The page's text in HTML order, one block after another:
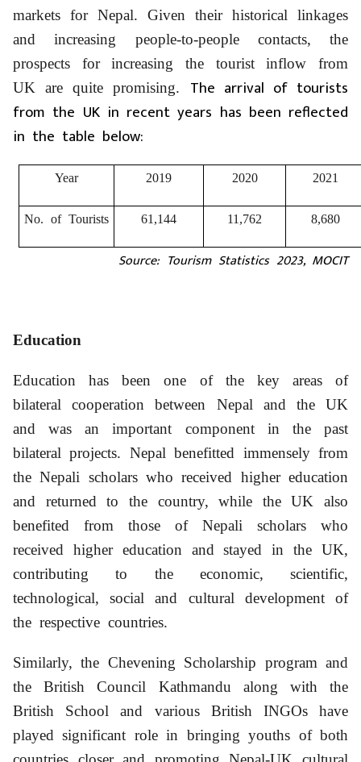
markets for Nepal. Given their historical linkages
and increasing people-to-people contacts, the
prospects for increasing the tourist inflow from
UK are quite promising. The arrival of tourists
from the UK in recent years has been reflected
in the table below:
Year 2019 2020 2021
No. of Tourists 61,144 11,762 8,680
Source: Tourism Statistics 2023, MOCIT
Education
Education has been one of the key areas of
bilateral cooperation between Nepal and the UK
and was an important component in the past
bilateral projects. Nepal benefitted immensely from
the Nepali scholars who received higher education
and returned to the country, while the UK also
benefited from those of Nepali scholars who
received higher education and stayed in the UK,
contributing to the economic, scientific,
technological, social and cultural development of
the respective countries.
Similarly, the Chevening Scholarship program and
the British Council Kathmandu along with the
British School and various British INGOs have
played significant role in bringing youths of both